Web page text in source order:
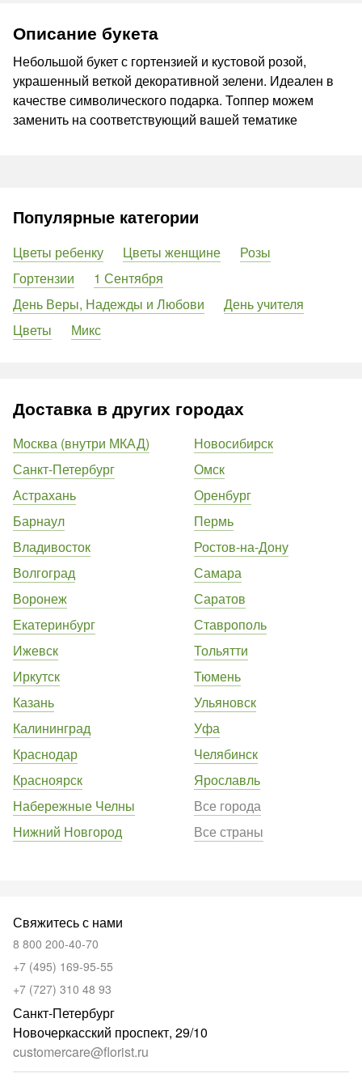
Описание букета
Небольшой букет с гортензией и кустовой розой,
украшенный веткой декоративной зелени. Идеален в
качестве символического подарка. Топпер можем
заменить на соответствующий вашей тематике
Популярные категории
Цветы ребенку Цветы женщине
Розы
Гортензии
1 Сентября
День Веры, Надежды и Любови
День учителя
Цветы
Микс
Доставка в других городах
Москва (внутри МКАД)
Санкт-Петербург
Астрахань
Барнаул
Владивосток
Волгоград
Воронеж
Екатеринбург
Ижевск
Иркутск
Казань
Калининград
Краснодар
Красноярск
Набережные Челны
Нижний Новгород
Новосибирск
Омск
Оренбург
Пермь
Ростов-на-Дону
Самара
Саратов
Ставрополь
Тольятти
Тюмень
Ульяновск
Уфа
Челябинск
Ярославль
Все города
Все страны
Свяжитесь с нами
8 800 200-40-70
+7 (495) 169-95-55
+7 (727) 310 48 93
Санкт-Петербург
Новочеркасский проспект, 29/10
customercare@florist.ru